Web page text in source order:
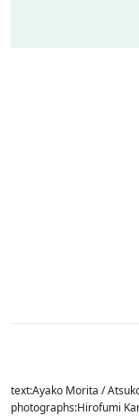
text:Ayako Morita /
photographs:Hirofumi